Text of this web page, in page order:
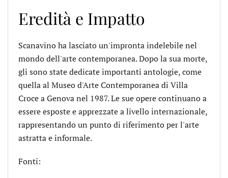
Eredità e Impatto
Scanavino ha lasciato un'impronta indelebile nel
mondo dell'arte contemporanea. Dopo la sua morte,
gli sono state dedicate importanti antologie, come
quella al Museo d'Arte Contemporanea di Villa
Croce a Genova nel 1987. Le sue opere continuano a
essere esposte e apprezzate a livello internazionale,
rappresentando un punto di riferimento per l'arte
astratta e informale.
Fonti: